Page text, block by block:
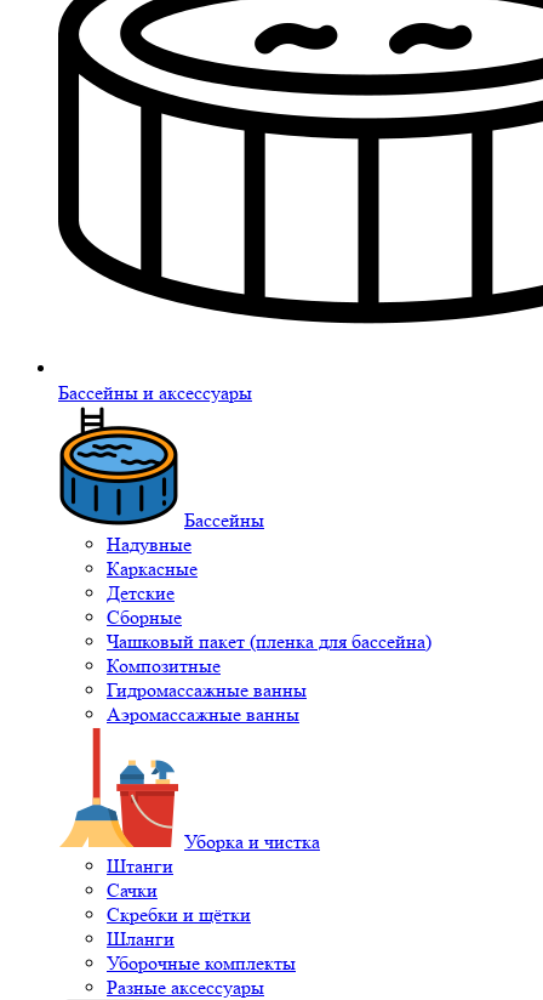
Бассейны и аксессуары
Бассейны
Надувные
Каркасные
Детские
Сборные
Чашковый пакет (пленка для бассейна)
Композитные
Гидромассажные ванны
Аэромассажные ванны
Уборка и чистка
Штанги
Сачки
Скребки и щётки
Шланги
Уборочные комплекты
Разные аксессуары